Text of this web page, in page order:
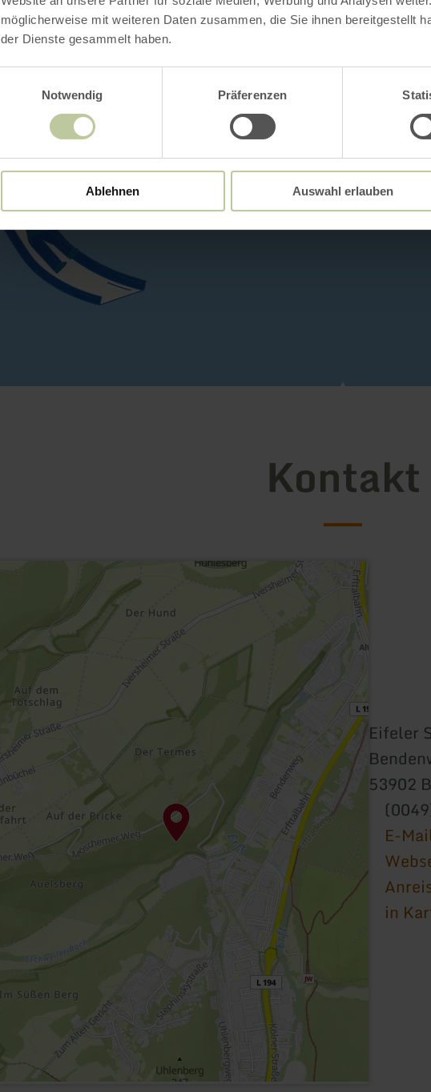
möglicherweise mit weiteren Daten zusammen, die Sie ihnen bereitgestellt
der Dienste gesammelt haben.
Notwendig
Präferenzen
Ablehnen Auswahl erlauben
Kontakt
Eifeler
53902
E-
in